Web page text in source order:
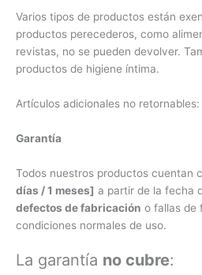
Varios tipos de productos están
productos perecederos, como
revistas, no se pueden devolver.
productos de higiene íntima.
Artículos adicionales no retornables:
Garantía
Todos nuestros productos cuentan
días / 1 meses] a partir de la fecha
defectos de fabricación o fallas de
condiciones normales de uso.
La garantía no cubre: